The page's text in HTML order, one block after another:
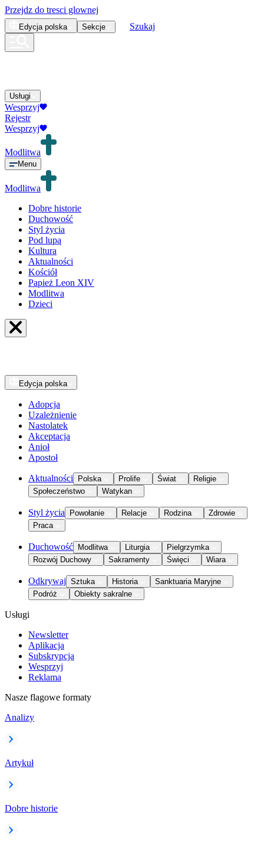
Przejdz do tresci glownej
Edycja polska Sekcje Szukaj
Usługi
Wesprzyj
Rejestr
Wesprzyj
Modlitwa
Menu
Modlitwa
Dobre historie
Duchowość
Styl życia
Pod lupą
Kultura
Aktualności
Kościół
Papież Leon XIV
Modlitwa
Dzieci
Edycja polska
Adopcja
Uzależnienie
Nastolatek
Akceptacja
Anioł
Apostoł
Aktualności Polska Prolife Świat
Religie
Społeczeństwo
Watykan
Styl życia Powołanie Relacje Rodzina
Zdrowie
Praca
Duchowość Modlitwa Liturgia
Pielgrzymka
Rozwój Duchowy
Sakramenty Święci Wiara
Odkrywaj Sztuka Historia
Sanktuaria Maryjne
Podróż
Obiekty sakralne
Usługi
Newsletter
Aplikacja
Subskrypcja
Wesprzyj
Reklama
Nasze flagowe formaty
Analizy
Artykuł
Dobre historie